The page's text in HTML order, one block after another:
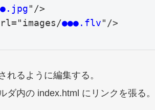
"/>
●●●.flv"/>
るように編集する。
内の index.html にリンクを張る。